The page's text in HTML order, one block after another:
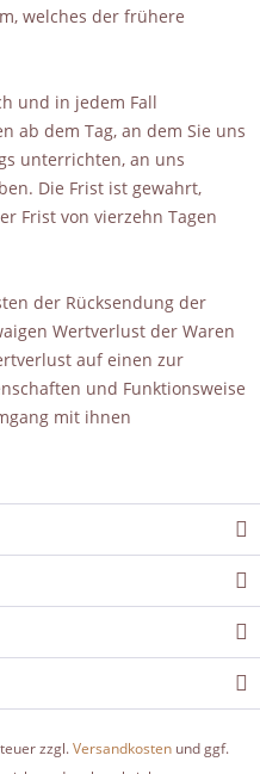
welches der frühere
und in jedem Fall
ab dem Tag, an dem Sie uns
unterrichten, an uns
Die Frist ist gewahrt,
Frist von vierzehn Tagen
der Rücksendung der
Wertverlust der Waren
auf einen zur
und Funktionsweise
mit ihnen
zzgl.Versandkosten und ggf.